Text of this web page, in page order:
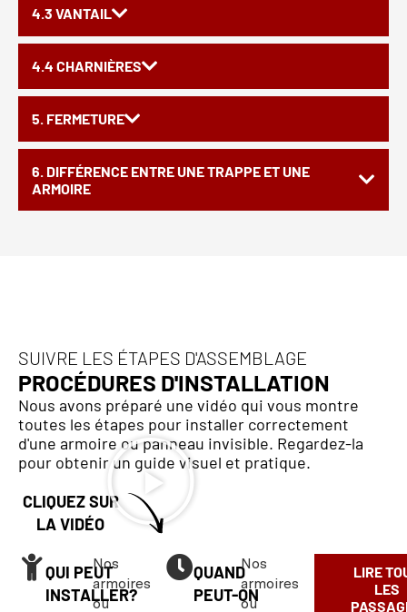
4.3 VANTAIL
4.4 CHARNIÈRES
5. FERMETURE
6. DIFFÉRENCE ENTRE UNE TRAPPE ET UNE
ARMOIRE
SUIVRE LES ÉTAPES D'ASSEMBLAGE
PROCÉDURES D'INSTALLATION
Nous avons préparé une vidéo qui vous montre
toutes les étapes pour installer correctement
d'une armoire ou panneau invisible. Regardez-la
pour obtenir un guide visuel et pratique.
CLIQUEZ SUR
LA VIDÉO
QUI PEUT
INSTALLER?
Nos
armoires
ou
QUAND
PEUT-ON
Nos
armoires
ou
LIRE
LES